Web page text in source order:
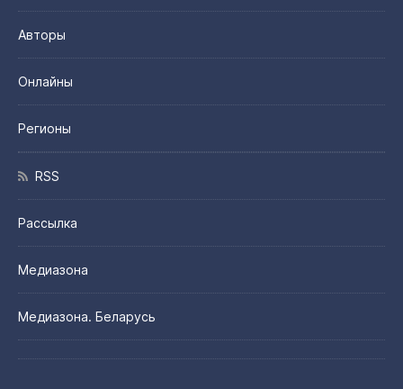
Авторы
Онлайны
Регионы
RSS
Рассылка
Медиазона
Медиазона. Беларусь